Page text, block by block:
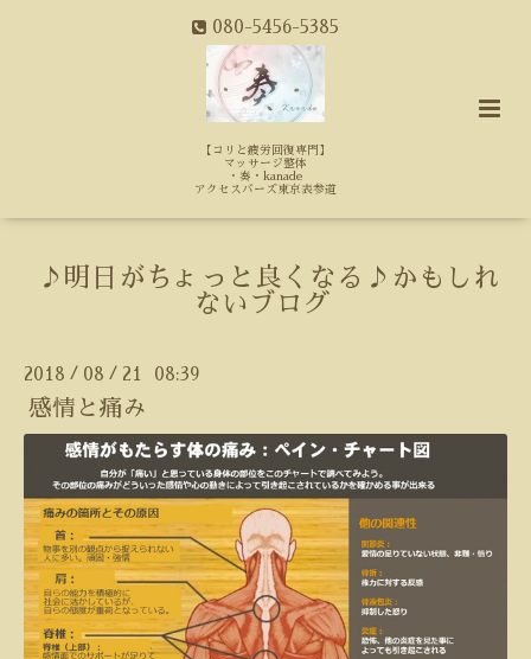
080-5456-5385
【コリと疲労回復専門】
マッサージ整体
・奏・kanade
アクセスバーズ東京表参道
♪明日がちょっと良くなる♪かもしれ
ないブログ
2018 / 08 / 21 08:39
感情と痛み